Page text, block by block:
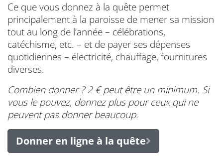
Ce que vous donnez à la quête permet
principalement à la paroisse de mener sa mission
tout au long de l’année – célébrations,
catéchisme, etc. – et de payer ses dépenses
quotidiennes – électricité, chauffage, fournitures
diverses.
Combien donner ? 2 € peut être un minimum. Si
vous le pouvez, donnez plus pour ceux qui ne
peuvent pas donner beaucoup.
Donner en ligne à la quête